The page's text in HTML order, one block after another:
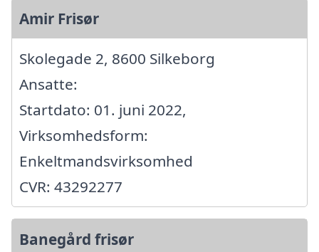
Amir Frisør
Skolegade 2, 8600 Silkeborg
Ansatte:
Startdato: 01. juni 2022,
Virksomhedsform:
Enkeltmandsvirksomhed
CVR: 43292277
Banegård frisør